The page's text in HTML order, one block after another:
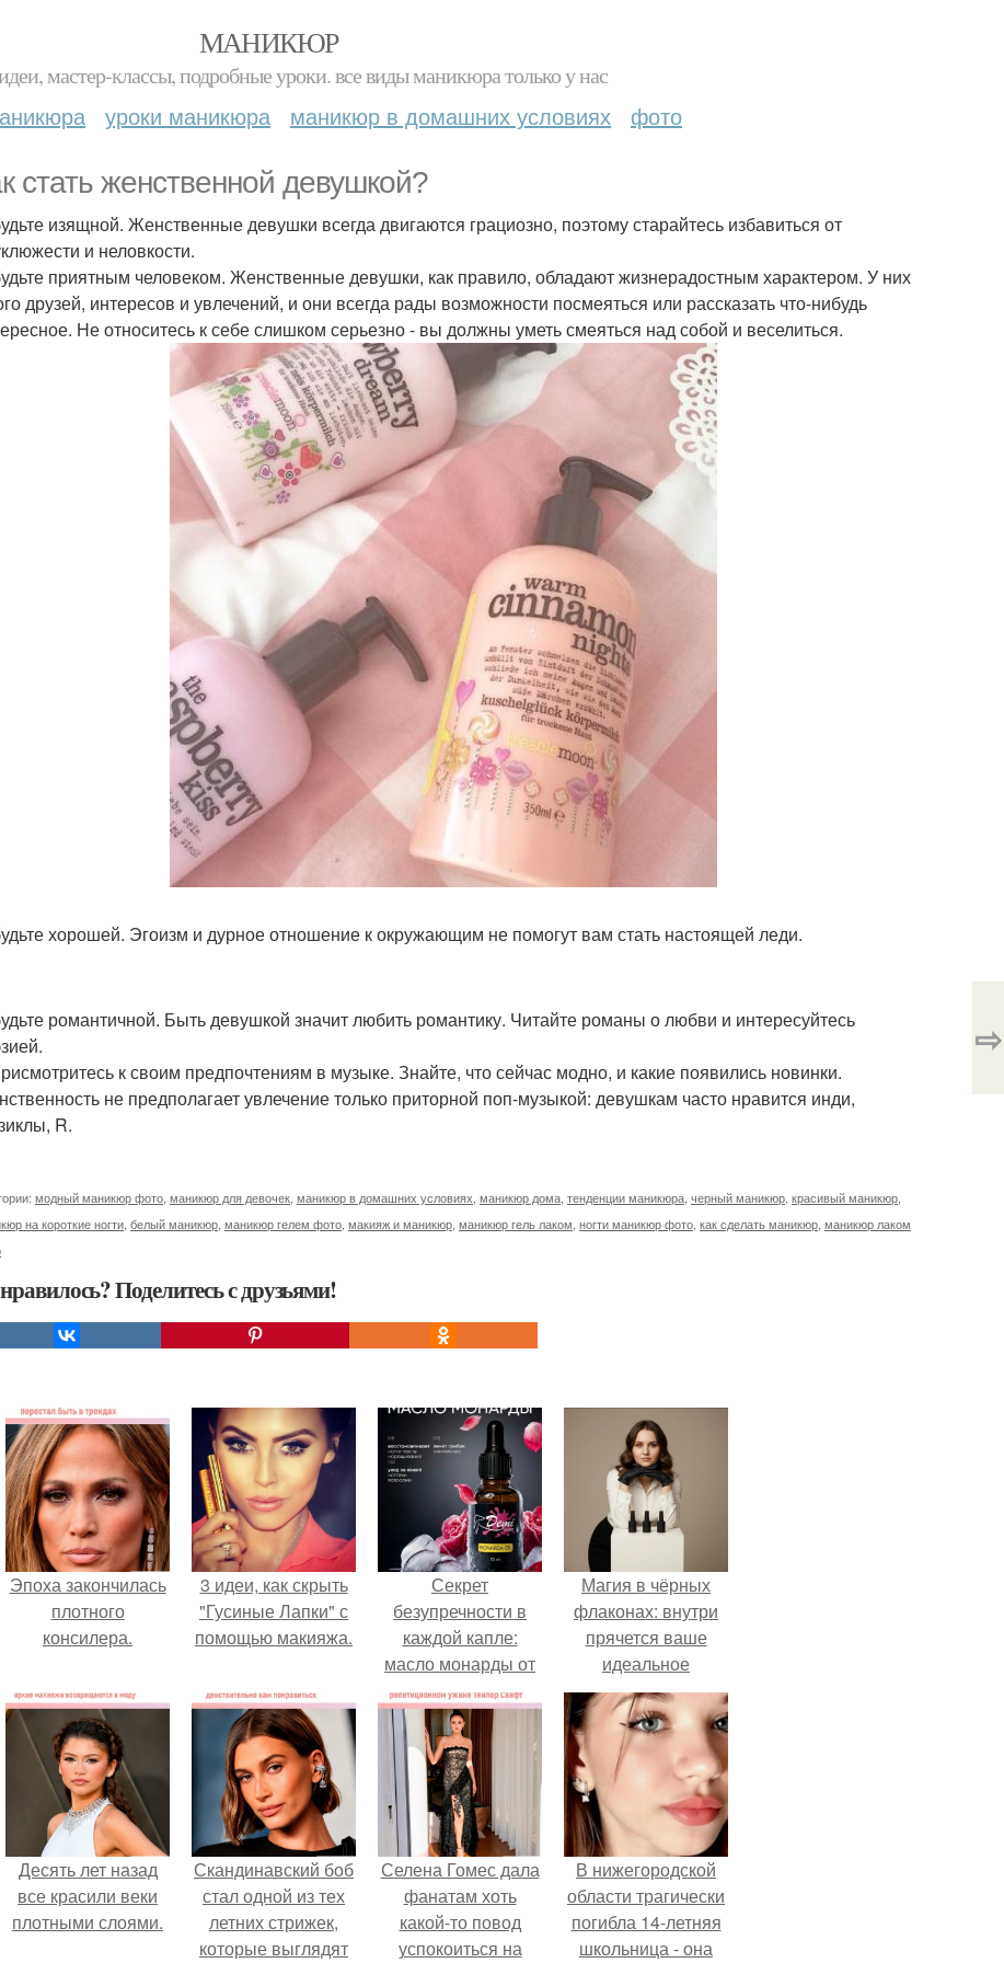
МАНИКЮР
мастер-классы, подробные уроки. все виды маникюра только у нас
уроки маникюра маникюр в домашних условиях фото
стать женственной девушкой?
изящной. Женственные девушки всегда двигаются грациозно, поэтому старайтесь избавиться от
и неловкости.
приятным человеком. Женственные девушки, как правило, обладают жизнерадостным характером. У них
друзей, интересов и увлечений, и они всегда рады возможности посмеяться или рассказать что-нибудь
Не относитесь к себе слишком серьезно - вы должны уметь смеяться над собой и веселиться.
хорошей. Эгоизм и дурное отношение к окружающим не помогут вам стать настоящей леди.
романтичной. Быть девушкой значит любить романтику. Читайте романы о любви и интересуйтесь
к своим предпочтениям в музыке. Знайте, что сейчас модно, и какие появились новинки.
не предполагает увлечение только приторной поп-музыкой: девушкам часто нравится инди,
R.
модный маникюр фото маникюр для девочек маникюр в домашних условиях маникюр дома тенденции маникюра черный маникюр красивый маникюр
на короткие ногти белый маникюр маникюр гелем фото макияж и маникюр маникюр гель лаком ногти маникюр фото как сделать маникюр маникюр лаком
Поделитесь с друзьями!
⇨
Эпоха закончилась
плотного
консилера.
3 идеи, как скрыть
"Гусиные Лапки" с
помощью макияжа.
Секрет
безупречности в
каждой капле:
масло монарды от
Demi Sweet.
Магия в чёрных
флаконах: внутри
прячется ваше
идеальное
настроение.
Десять лет назад
все красили веки
плотными слоями.
Скандинавский боб
стал одной из тех
летних стрижек,
которые выглядят
Селена Гомес дала
фанатам хоть
какой-то повод
успокоиться на
В нижегородской
области трагически
погибла 14-летняя
школьница - она